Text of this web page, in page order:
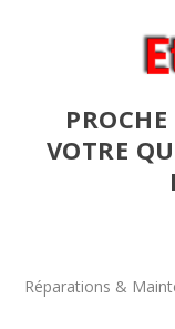
VOTRE
Réparations &